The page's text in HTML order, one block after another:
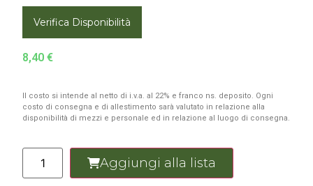
Verifica Disponibilità
8,40 €
Il costo si intende al netto di i.v.a. al 22% e franco ns. deposito. Ogni
costo di consegna e di allestimento sarà valutato in relazione alla
disponibilità di mezzi e personale ed in relazione al luogo di consegna.
Aggiungi alla lista